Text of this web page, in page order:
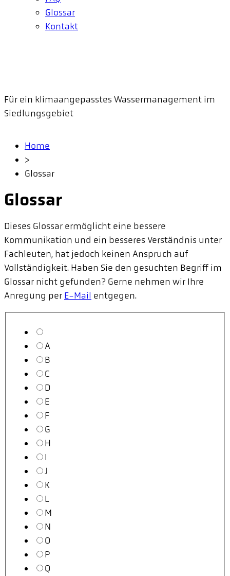
Glossar
Kontakt
Für ein klimaangepasstes Wassermanagement im
Siedlungsgebiet
Home
>
Glossar
Glossar
Dieses Glossar ermöglicht eine bessere
Kommunikation und ein besseres Verständnis unter
Fachleuten, hat jedoch keinen Anspruch auf
Vollständigkeit. Haben Sie den gesuchten Begriff im
Glossar nicht gefunden? Gerne nehmen wir Ihre
Anregung per E-Mail entgegen.
A
B
C
D
E
F
G
H
I
J
K
L
M
N
O
P
Q